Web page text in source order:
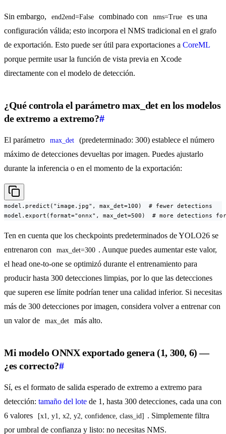
Sin embargo, end2end=False combinado con nms=True
es una
configuración válida; esto incorpora el NMS tradicional en el grafo
de exportación. Esto puede ser útil para exportaciones a CoreML
porque permite usar la función de vista previa en Xcode
directamente con el modelo de detección.
¿Qué controla el parámetro max_det en los modelos
de extremo a extremo?#
El parámetro max_det
(predeterminado: 300) establece el número
máximo de detecciones devueltas por imagen. Puedes ajustarlo
durante la inferencia o en el momento de la exportación:
model.predict("image.jpg", max_det=100)  # fewer detections
model.export(format="onnx", max_det=500)  # more detections
Ten en cuenta que los checkpoints predeterminados de YOLO26 se
entrenaron con
max_det=300 . Aunque puedes aumentar este valor,
el head one-to-one se optimizó durante el entrenamiento para
producir hasta 300 detecciones limpias, por lo que las detecciones
que superen ese límite podrían tener una calidad inferior. Si necesitas
más de 300 detecciones por imagen, considera volver a entrenar con
un valor de
max_det más alto.
Mi modelo ONNX exportado genera (1, 300, 6) —
¿es correcto?#
Sí, es el formato de salida esperado de extremo a extremo para
detección: tamaño del lote de 1, hasta 300 detecciones, cada una con
6 valores
[x1, y1, x2, y2, confidence, class_id] . Simplemente filtra
por umbral de confianza y listo: no necesitas NMS.